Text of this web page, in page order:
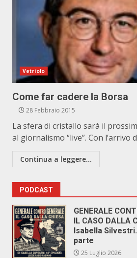
Vetriolo
Come far cadere la Borsa
28 Febbraio 2015
La sfera di cristallo sarà il
al giornalismo “live”. Con l’arrivo
Continua a leggere...
PODCAST
GENERALE
IL CASO DALLA
Isabella
parte
25 Luglio 2026